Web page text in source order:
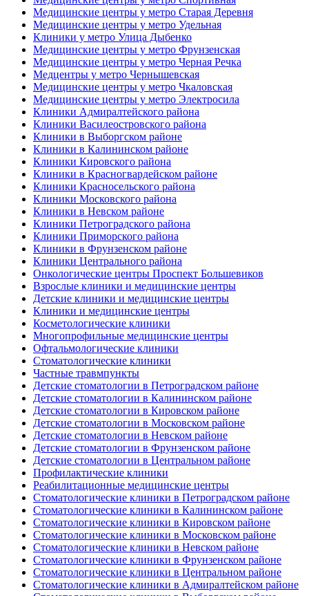
Медицинские центры у метро Старая Деревня
Медицинские центры у метро Удельная
Клиники у метро Улица Дыбенко
Медицинские центры у метро Фрунзенская
Медицинские центры у метро Черная Речка
Медцентры у метро Чернышевская
Медицинские центры у метро Чкаловская
Медицинские центры у метро Электросила
Клиники Адмиралтейского района
Клиники Василеостровского района
Клиники в Выборгском районе
Клиники в Калининском районе
Клиники Кировского района
Клиники в Красногвардейском районе
Клиники Красносельского района
Клиники Московского района
Клиники в Невском районе
Клиники Петроградского района
Клиники Приморского района
Клиники в Фрунзенском районе
Клиники Центрального района
Онкологические центры Проспект Большевиков
Взрослые клиники и медицинские центры
Детские клиники и медицинские центры
Клиники и медицинские центры
Косметологические клиники
Многопрофильные медицинские центры
Офтальмологические клиники
Стоматологические клиники
Частные травмпункты
Детские стоматологии в Петроградском районе
Детские стоматологии в Калининском районе
Детские стоматологии в Кировском районе
Детские стоматологии в Московском районе
Детские стоматологии в Невском районе
Детские стоматологии в Фрунзенском районе
Детские стоматологии в Центральном районе
Профилактические клиники
Реабилитационные медицинские центры
Стоматологические клиники в Петроградском районе
Стоматологические клиники в Калининском районе
Стоматологические клиники в Кировском районе
Стоматологические клиники в Московском районе
Стоматологические клиники в Невском районе
Стоматологические клиники в Фрунзенском районе
Стоматологические клиники в Центральном районе
Стоматологические клиники в Адмиралтейском районе